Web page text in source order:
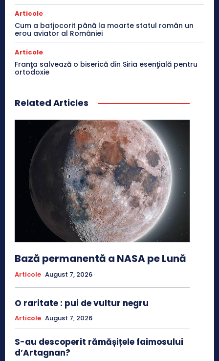
Articole
Cum a batjocorit până la moarte statul român un
erou aviator al României
Articole
Franţa salvează o biserică din Siria esenţială pentru
ortodoxie
Related Articles
Bază permanentă a NASA pe Lună
Articole August 7, 2026
O raritate : pui de vultur negru
Articole August 7, 2026
S-au descoperit rămășițele faimosului
d’Artagnan?